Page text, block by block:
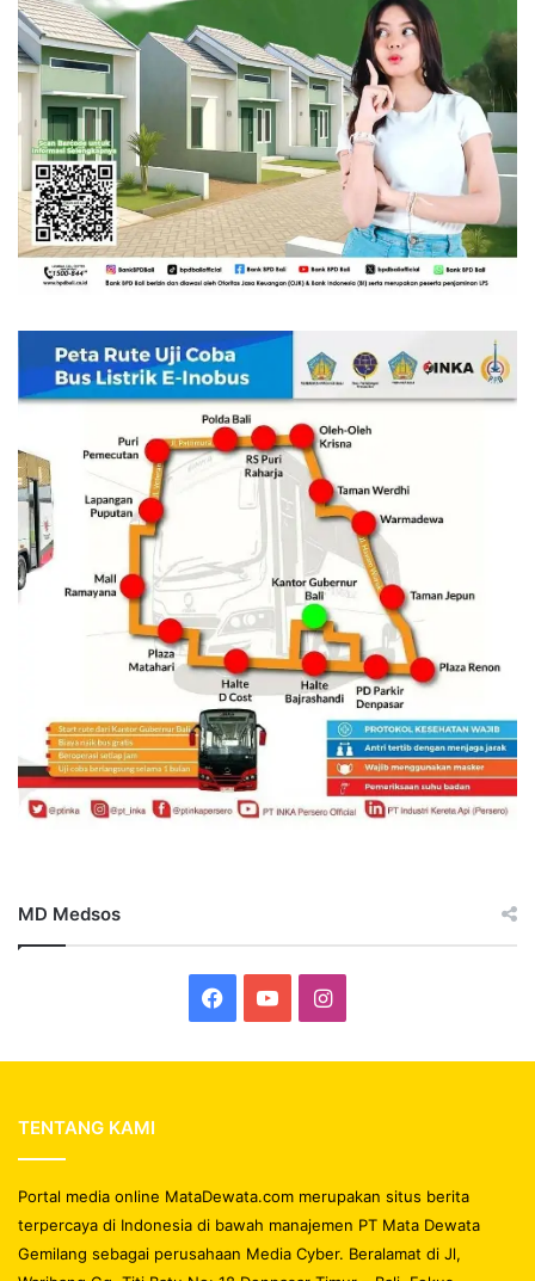
MD Medsos
Facebook
YouTubeInstagram
TENTANG KAMI
Portal media online MataDewata.com merupakan situs berita
terpercaya di Indonesia di bawah manajemen PT Mata Dewata
Gemilang sebagai perusahaan Media Cyber. Beralamat di Jl,